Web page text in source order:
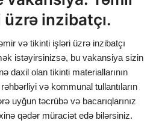
inzibatçı.
və tikinti işləri üzrə inzibatçı
istəyirsinizsə, bu vakansiya sizin
daxil olan tikinti materiallarının
və kommunal tullantıların
uyğun təcrübə və bacarıqlarınız
qədər müraciət edə bilərsiniz.